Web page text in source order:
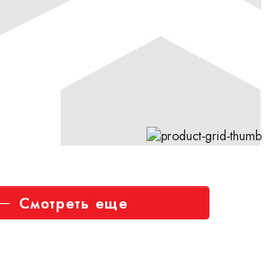
Смотреть еще